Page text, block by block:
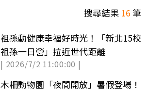
搜尋結果 16筆
祖孫動健康幸福好時光！「新北15校
祖孫一日營」拉近世代距離
| 2026/7/2 11:00:00 |
木柵動物園「夜間開放」暑假登場！